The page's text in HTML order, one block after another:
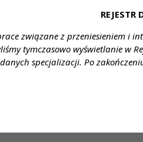
REJESTR
związane z przeniesieniem i
tymczasowo wyświetlanie w
specjalizacji. Po
w sprawie
i Ustawą o publicznej
co zagraża zdrowiu i życiu